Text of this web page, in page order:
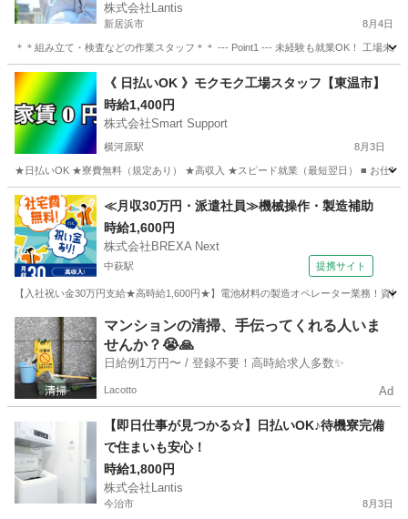
株式会社Lantis
新居浜市 8月4日
＊＊組み立て・検査などの作業スタッフ＊＊ --- Point1 --- 未経験も就業OK！ 工場未
愛媛 新居浜市 工場 スタッフ
《 日払いOK 》モクモク工場スタッフ【東温市】
時給1,400円
株式会社Smart Support
横河原駅 8月3日
★日払いOK ★寮費無料（規定あり） ★高収入 ★スピード就業（最短翌日） ■ お仕事
愛媛 東温市 横河原駅 工場 スタッフ
≪月収30万円・派遣社員≫機械操作・製造補助
時給1,600円
株式会社BREXA Next
中萩駅 提携サイト
【入社祝い金30万円支給★高時給1,600円★】電池材料の製造オペレーター業務！資
愛媛 新居浜市 中萩駅 その他
マンションの清掃、手伝ってくれる人いま
せんか？😭🙏
日給例1万円〜 / 登録不要！高時給求人多数✨
Lacotto Ad
【即日仕事が見つかる☆】日払いOK♪待機寮完備
で住まいも安心！
時給1,800円
株式会社Lantis
今治市 8月3日